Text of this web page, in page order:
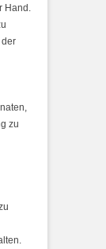
Hand.
der
zu